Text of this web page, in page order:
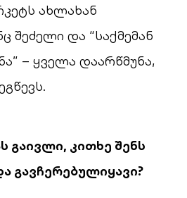
ახლახან
შეძელი და “საქმემან
– ყველა დაარწმუნა,
გაივლი, კითხე შენს
გავჩერებულიყავი?